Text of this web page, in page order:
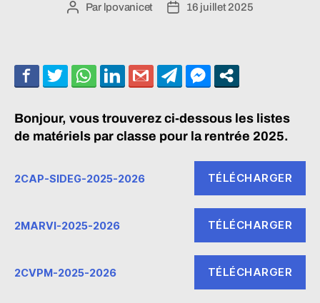
Auteur
Par lpovanicet
Date16 juillet 2025
Bonjour, vous trouverez ci-dessous les listes
de matériels par classe pour la rentrée 2025.
2CAP-SIDEG-2025-2026 TÉLÉCHARGER
2MARVI-2025-2026 TÉLÉCHARGER
2CVPM-2025-2026 TÉLÉCHARGER